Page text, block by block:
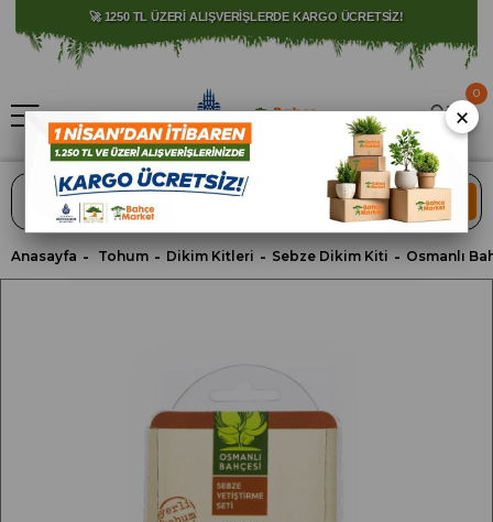
⚠️ SATIŞLARIMIZ YALNIZCA İSTANBUL İLİ İLE SINIRLIDIR.
ARA
0
Anasayfa Tohum Dikim Kitleri Sebze Dikim Kiti
×